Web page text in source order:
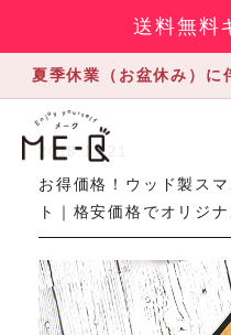
送料無料
夏季休業（お盆休み）に
2018.11.21
お得価格！ウッド製ス
ト｜格安価格でオリジ